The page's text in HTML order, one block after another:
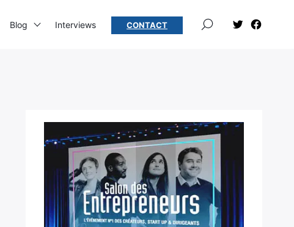
Blog Interviews CONTACT
ÉlémentÉlément
×